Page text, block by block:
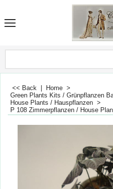
<< Back Home >
Green Plants Kits / Grünpflanzen
House Plants / Hauspflanzen >
P 108 Zimmerpflanzen / House